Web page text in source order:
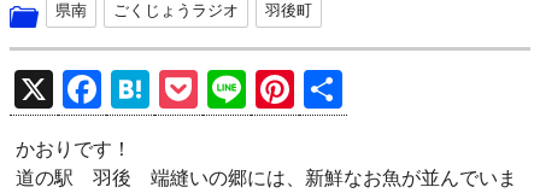
県南 ごくじょうラジオ 羽後町
X
F
a
ce
H
at
e
P
o
ck
Li
n
e
Pi
nt
er
有
かおりです！
道の駅 羽後 端縫いの郷には、新鮮なお魚が並んでいま